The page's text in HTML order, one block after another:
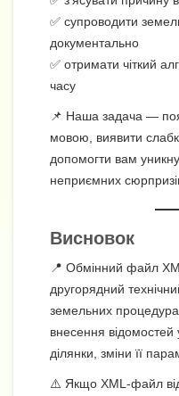
✅ супроводити
документально
✅ отримати чіткий
часу
📌 Наша задача —
мовою, виявити
допомогти вам
неприємних
Висновок
📍 Обмінний файл
другорядний
земельних
внесення відомостей
ділянки, зміни її
⚠️ Якщо XML-файл